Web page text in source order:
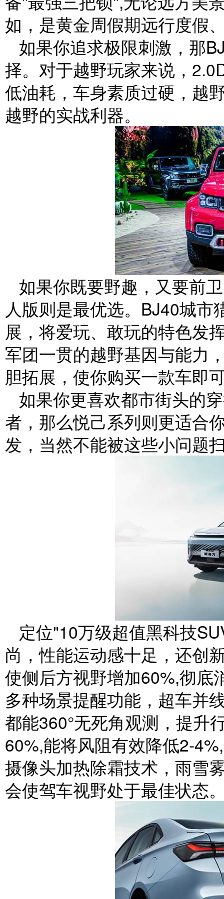
如，是黄金周假期远行度假
如果你追求极限刺激，那
择。对于越野玩家来说，
低油耗，车身素质过硬，越
越野的实战利器。
如果你既要野趣，又要前
人版则是最优选。BJ40城
展，将爱玩、敢玩的特色发
军团一贯的越野基因与能力
胆拓展，使你购买一款车即
如果你更喜欢都市街头的
者，那么悦己系列则更适合
发，当然不能被这些小问题
定位"10万级超值黑科技
尚，性能运动感十足，还创
使侧后方视野增加60%,彻底
多种场景提醒功能，超车并
都能360°无死角观测，提升
60%,能将风阻有效降低2-
摄像头加热除霜技术，雨雪
会使驾车视野处于最佳状态